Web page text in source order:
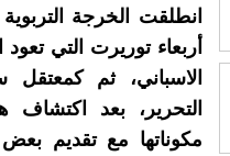
انطلقت الخرجة
أربعاء توريرت التي تعود
الاسباني، ثم
التحرير، بعد اكتشاف
مكوناتها مع تقديم